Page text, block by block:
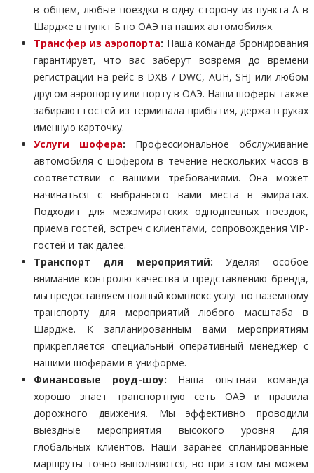
в общем, любые поездки в одну сторону из пункта А в
Шардже в пункт Б по ОАЭ на наших автомобилях.
Трансфер из аэропорта: Наша команда бронирования
гарантирует, что вас заберут вовремя до времени
регистрации на рейс в DXB / DWC, AUH, SHJ или любом
другом аэропорту или порту в ОАЭ. Наши шоферы также
забирают гостей из терминала прибытия, держа в руках
именную карточку.
Услуги шофера: Профессиональное обслуживание
автомобиля с шофером в течение нескольких часов в
соответствии с вашими требованиями. Она может
начинаться с выбранного вами места в эмиратах.
Подходит для межэмиратских однодневных поездок,
приема гостей, встреч с клиентами, сопровождения VIP-
гостей и так далее.
Транспорт для мероприятий: Уделяя особое
внимание контролю качества и представлению бренда,
мы предоставляем полный комплекс услуг по наземному
транспорту для мероприятий любого масштаба в
Шардже. К запланированным вами мероприятиям
прикрепляется специальный оперативный менеджер с
нашими шоферами в униформе.
Финансовые роуд-шоу: Наша опытная команда
хорошо знает транспортную сеть ОАЭ и правила
дорожного движения. Мы эффективно проводили
выездные мероприятия высокого уровня для
глобальных клиентов. Наши заранее спланированные
маршруты точно выполняются, но при этом мы можем